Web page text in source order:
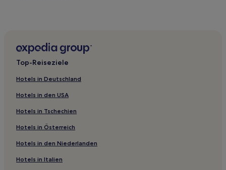
Hotels mit Thermalbad in Asamushi Onsen
Hotels mit Thermalbad nahe Strand Senjyojiki
Yokohama Hotels
Hotels nahe Aomori Tourist Information Center ASPAM
Hotels nahe Tanabu Shrine
Kreis Higashitsugaru: Hotels
Hotels nahe Hakkoda Skigebiet
Imabetsu Hotels
Top-Reiseziele
Hotels in Deutschland
Hotels in den USA
Hotels in Tschechien
Hotels in Österreich
Hotels in den Niederlanden
Hotels in Italien